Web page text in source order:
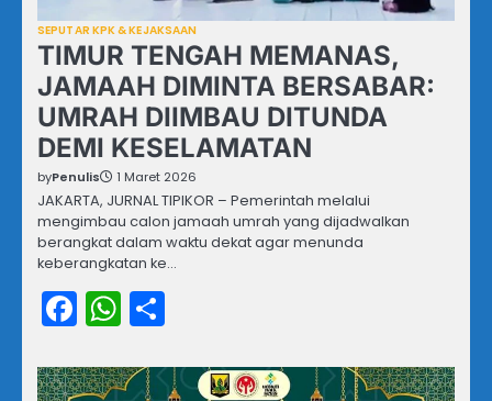
SEPUTAR KPK & KEJAKSAAN
TIMUR TENGAH MEMANAS,
JAMAAH DIMINTA BERSABAR:
UMRAH DIIMBAU DITUNDA
DEMI KESELAMATAN
byPenulis 1 Maret 2026
JAKARTA, JURNAL TIPIKOR – Pemerintah melalui
mengimbau calon jamaah umrah yang dijadwalkan
berangkat dalam waktu dekat agar menunda
keberangkatan ke…
Facebook
WhatsApp